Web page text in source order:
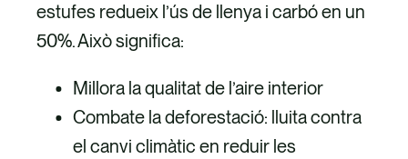
estufes redueix l’ús de llenya i carbó en un
50%. Això significa:
Millora la qualitat de l’aire interior
Combate la deforestació: lluita contra
el canvi climàtic en reduir les